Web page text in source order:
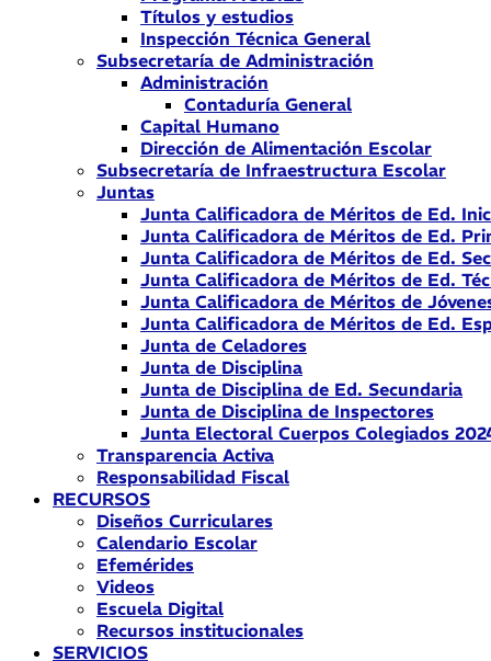
Títulos y estudios
Inspección Técnica General
Subsecretaría de Administración
Administración
Contaduría General
Capital Humano
Dirección de Alimentación Escolar
Subsecretaría de Infraestructura Escolar
Juntas
Junta Calificadora de Méritos de Ed.
Junta Calificadora de Méritos de Ed.
Junta Calificadora de Méritos de Ed.
Junta Calificadora de Méritos de Ed.
Junta Calificadora de Méritos de
Junta Calificadora de Méritos de Ed.
Junta de Celadores
Junta de Disciplina
Junta de Disciplina de Ed. Secundaria
Junta de Disciplina de Inspectores
Junta Electoral Cuerpos Colegiados
Transparencia Activa
Responsabilidad Fiscal
RECURSOS
Diseños Curriculares
Calendario Escolar
Efemérides
Videos
Escuela Digital
Recursos institucionales
SERVICIOS